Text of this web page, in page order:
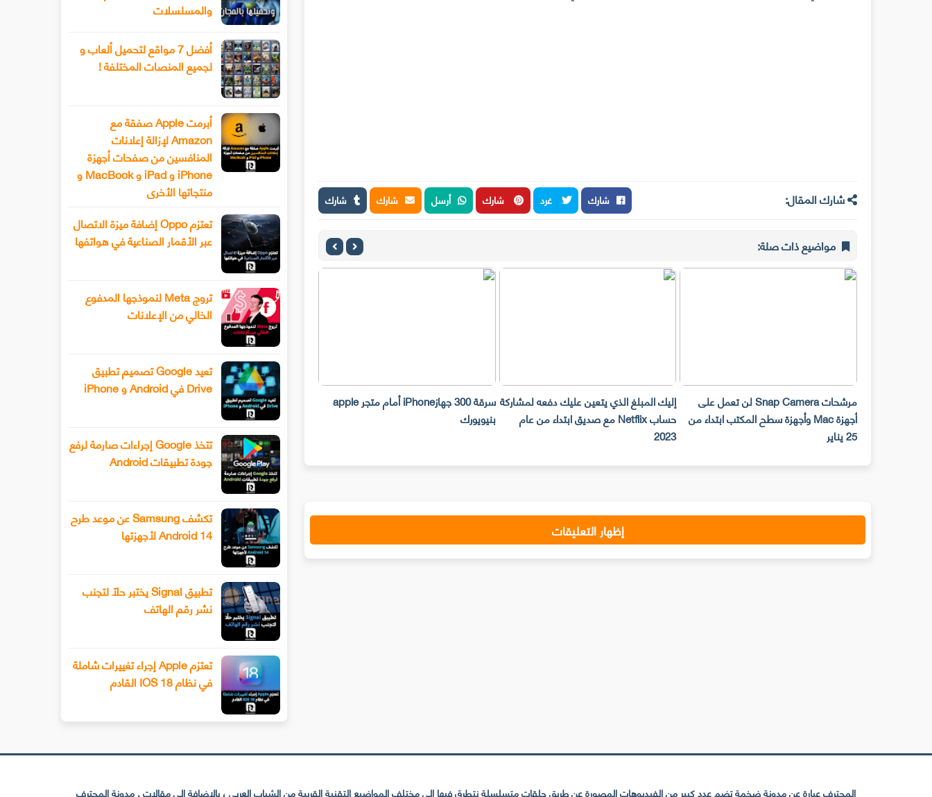
شارك المقال: شارك غرد شارك أرسل شارك شارك
مواضيع ذات صلة:
مرشحات Snap Camera لن تعمل على
أجهزة Mac وأجهزة سطح المكتب ابتداء من
25 يناير
إليك المبلغ الذي يتعين عليك دفعه لمشاركة
حساب Netflix مع صديق ابتداء من عام
2023
سرقة 300 جهازiPhone أمام متجر apple
بنيويورك
سيحصل هاتف Xiaomi 13 أخيرًا على عدسة
تليفوتوغرافي
إظهار التعليقات
والمسلسلات
أفضل 7 مواقع لتحميل ألعاب و
لجميع المنصات المختلفة !
أبرمت Apple صفقة مع
Amazon لإزالة إعلانات
المنافسين من صفحات أجهزة
iPhone و iPad و MacBook و
منتجاتها الأخرى
تعتزم Oppo إضافة ميزة الاتصال
عبر الأقمار الصناعية في هواتفها
تروج Meta لنموذجها المدفوع
الخالي من الإعلانات
تعيد Google تصميم تطبيق
Drive في Android و iPhone
تتخذ Google إجراءات صارمة لرفع
جودة تطبيقات Android
تكشف Samsung عن موعد طرح
Android 14 لأجهزتها
تطبيق Signal يختبر حلًا لتجنب
نشر رقم الهاتف
تعتزم Apple إجراء تغييرات شاملة
في نظام IOS 18 القادم
المحترف عبارة عن مدونة ضخمة تضم عدد كبير من الفيديوهات المصورة عن طريق حلقات متسلسلة نتطرق فيها إلى مختلف المواضيع التقنية القريبة من الشباب العربي ، بالإضافة إلى مقالات . مدونة المحترف